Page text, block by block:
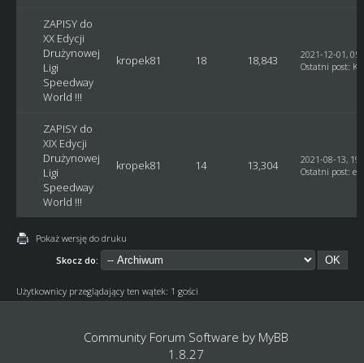
ZAPISY do
XX Edycji
Drużynowej
Ligi
Speedway
World !!!
kropek81 18 18,843
2021-12-01,
Ostatni post:
ZAPISY do
XIX Edycji
Drużynowej
Ligi
Speedway
World !!!
kropek81 14 13,304
2021-08-13,
Ostatni post:
Pokaż wersję do druku
Skocz do:
Użytkownicy przeglądający ten wątek: 1 gości
Community Forum Software by MyBB
1.8.27